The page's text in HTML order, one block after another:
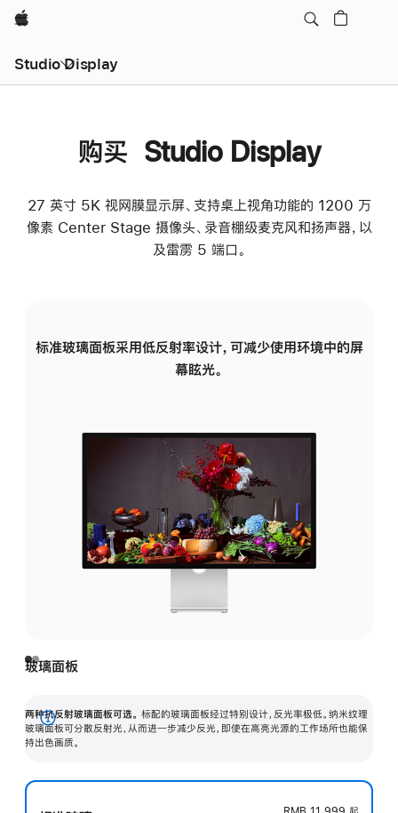
Apple
Studio Display
购买 Studio Display
27 英寸 5K 视网膜显示屏、支持桌上视角功能的 1200 万
像素 Center Stage 摄像头、录音棚级麦克风和扬声器，以
及雷雳 5 端口。
标准玻璃面板采用低反射率设计，可减少使用环境中的屏
幕眩光。
玻璃面板
两种抗反射玻璃面板可选。 标配的玻璃面板经过特别设计，反光率极低。纳米纹理
玻璃面板可分散反射光，从而进一步减少反光，即使在高亮光源的工作场所也能保
持出色画质。
展
开